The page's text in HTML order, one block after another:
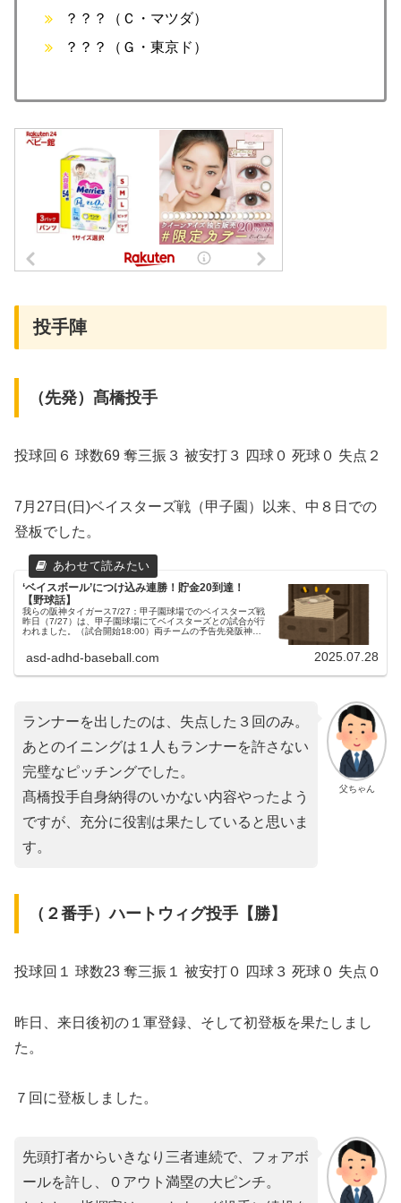
？？？（Ｃ・マツダ）
？？？（Ｇ・東京ド）
投手陣
（先発）髙橋投手
投球回６ 球数69 奪三振３ 被安打３ 四球０ 死球０ 失点２
7月27日(日)ベイスターズ戦（甲子園）以来、中８日での
登板でした。
‘ベイスボール’につけ込み連勝！貯金20到達！
【野球話】
我らの阪神タイガース7/27：甲子園球場でのベイスターズ戦
昨日（7/27）は、甲子園球場にてベイスターズとの試合が行
われました。（試合開始18:00）両チームの予告先発阪神タ
asd-adhd-baseball.com 2025.07.28
父ちゃん
ランナーを出したのは、失点した３回のみ。
あとのイニングは１人もランナーを許さない
完璧なピッチングでした。
髙橋投手自身納得のいかない内容やったよう
ですが、充分に役割は果たしていると思いま
す。
（２番手）ハートウィグ投手【勝】
投球回１ 球数23 奪三振１ 被安打０ 四球３ 死球０ 失点０
昨日、来日後初の１軍登録、そして初登板を果たしまし
た。
７回に登板しました。
先頭打者からいきなり三者連続で、フォアボ
ールを許し、０アウト満塁の大ピンチ。